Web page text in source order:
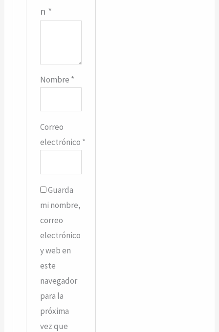
n *
Nombre *
Correo
electrónico *
Guarda
mi nombre,
correo
electrónico
y web en
este
navegador
para la
próxima
vez que